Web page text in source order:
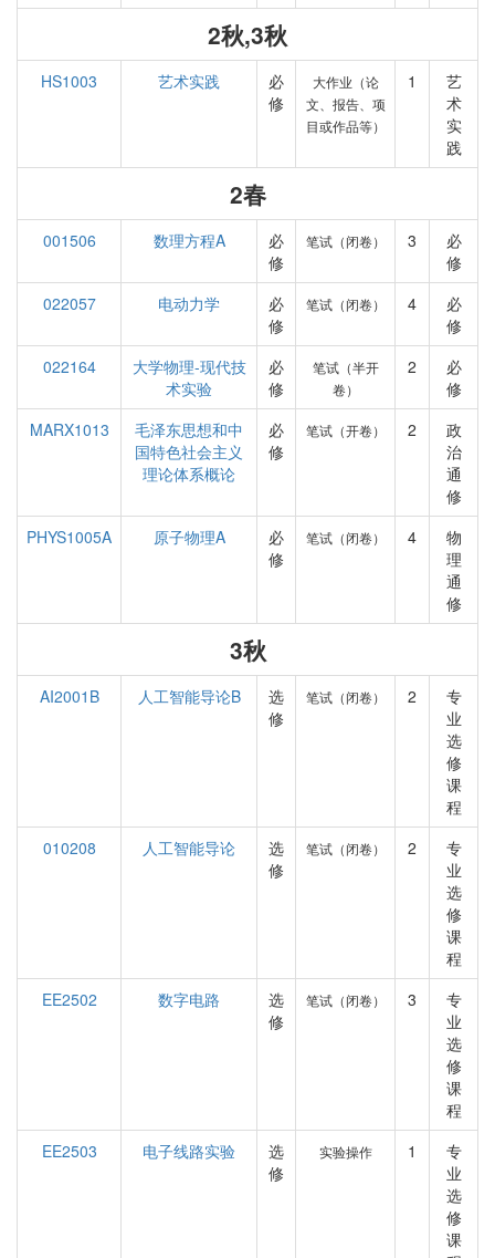
2秋,3秋
HS1003 艺术实践
必
修
大作业（论
文、报告、项
目或作品等）
1
艺
术
实
践
2春
001506 数理方程A
必
修
笔试（闭卷） 3
必
修
022057
电动力学
必
修
笔试（闭卷） 4
必
修
022164
大学物理-现代技
术实验
必
修
笔试（半开
卷）
2
必
修
MARX1013
毛泽东思想和中
国特色社会主义
理论体系概论
必
修
笔试（开卷） 2
政
治
通
修
PHYS1005A
原子物理A
必
修
笔试（闭卷） 4
物
理
通
修
3秋
AI2001B 人工智能导论B
选
修
笔试（闭卷） 2
专
业
选
修
课
程
010208
人工智能导论
选
修
笔试（闭卷） 2
专
业
选
修
课
程
EE2502
数字电路
选
修
笔试（闭卷） 3
专
业
选
修
课
程
EE2503
电子线路实验
选
修
实验操作 1
专
业
选
修
课